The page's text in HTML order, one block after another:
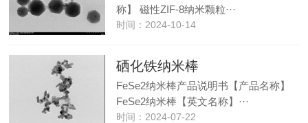
称】 磁性ZIF-8纳米颗粒···
时间：2024-10-14
硒化铁纳米棒
FeSe2纳米棒产品说明书【产品名称】
FeSe2纳米棒【英文名称】···
时间：2024-07-22